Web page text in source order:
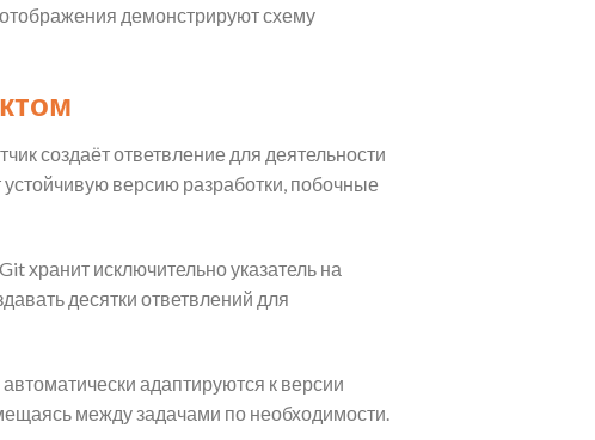
демонстрируют схему
создаёт ответвление для деятельности
версию разработки, побочные
хранит исключительно указатель на
десятки ответвлений для
адаптируются к версии
между задачами по необходимости.